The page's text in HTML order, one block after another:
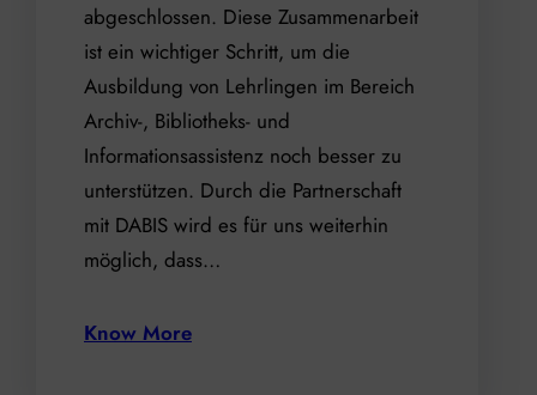
abgeschlossen. Diese Zusammenarbeit
ist ein wichtiger Schritt, um die
Ausbildung von Lehrlingen im Bereich
Archiv-, Bibliotheks- und
Informationsassistenz noch besser zu
unterstützen. Durch die Partnerschaft
mit DABIS wird es für uns weiterhin
möglich, dass…
Know More